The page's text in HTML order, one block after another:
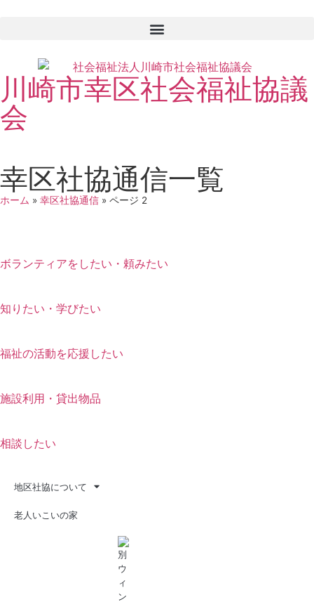
川崎市幸区社会福祉協議
会
幸区社協通信一覧
ホーム » 幸区社協通信 » ページ 2
ボランティアをしたい・頼みたい
知りたい・学びたい
福祉の活動を応援したい
施設利用・貸出物品
相談したい
地区社協について
老人いこいの家